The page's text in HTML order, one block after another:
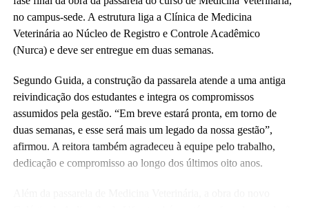
no campus-sede. A estrutura liga a Clínica de Medicina
Veterinária ao Núcleo de Registro e Controle Acadêmico
(Nurca) e deve ser entregue em duas semanas.
Segundo Guida, a construção da passarela atende a uma antiga
reivindicação dos estudantes e integra os compromissos
assumidos pela gestão. “Em breve estará pronta, em torno de
duas semanas, e esse será mais um legado da nossa gestão”,
afirmou. A reitora também agradeceu à equipe pelo trabalho,
dedicação e compromisso ao longo dos últimos oito anos.